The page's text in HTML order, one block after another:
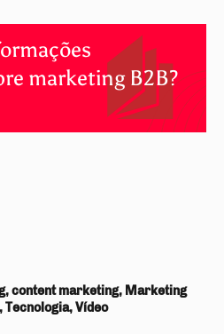
marketing B2B?
content marketing, Marketing
Tecnologia, Vídeo